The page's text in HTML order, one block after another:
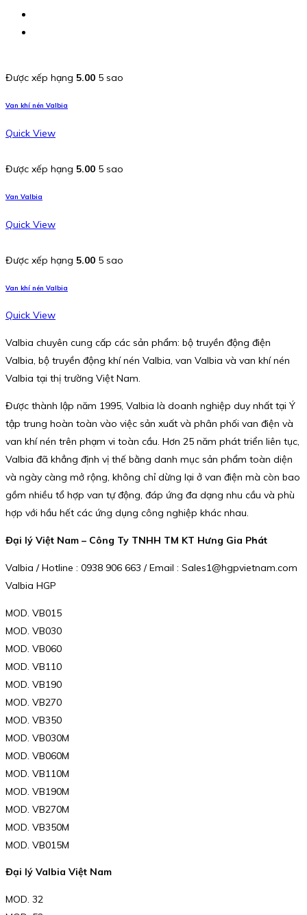
Được xếp hạng 5.00 5 sao
Van khí nén Valbia
Quick View
Được xếp hạng 5.00 5 sao
Van Valbia
Quick View
Được xếp hạng 5.00 5 sao
Van khí nén Valbia
Quick View
Valbia chuyên cung cấp các sản phẩm: bộ truyền động điện
Valbia, bộ truyền động khí nén Valbia, van Valbia và van khí nén
Valbia tại thị trường Việt Nam.
Được thành lập năm 1995, Valbia là doanh nghiệp duy nhất tại Ý
tập trung hoàn toàn vào việc sản xuất và phân phối van điện và
van khí nén trên phạm vi toàn cầu. Hơn 25 năm phát triển liên tục,
Valbia đã khẳng định vị thế bằng danh mục sản phẩm toàn diện
và ngày càng mở rộng, không chỉ dừng lại ở van điện mà còn bao
gồm nhiều tổ hợp van tự động, đáp ứng đa dạng nhu cầu và phù
hợp với hầu hết các ứng dụng công nghiệp khác nhau.
Đại lý Việt Nam – Công Ty TNHH TM KT Hưng Gia Phát
Valbia / Hotline : 0938 906 663 / Email : Sales1@hgpvietnam.com
Valbia HGP
MOD. VB015
MOD. VB030
MOD. VB060
MOD. VB110
MOD. VB190
MOD. VB270
MOD. VB350
MOD. VB030M
MOD. VB060M
MOD. VB110M
MOD. VB190M
MOD. VB270M
MOD. VB350M
MOD. VB015M
Đại lý Valbia Việt Nam
MOD. 32